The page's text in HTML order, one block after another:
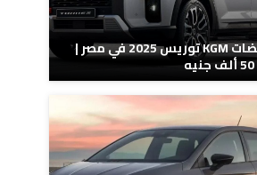
تخفيضات KGM توريس 2025 في مصر |